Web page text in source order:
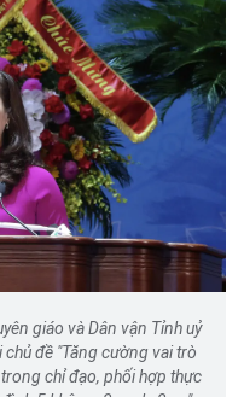
giáo và Dân vận Tỉnh uỷ
đề "Tăng cường vai trò
chỉ đạo, phối hợp thực